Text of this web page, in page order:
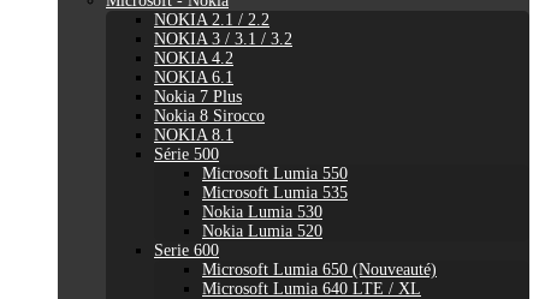
NOKIA 2.1 / 2.2
NOKIA 3 / 3.1 / 3.2
NOKIA 4.2
NOKIA 6.1
Nokia 7 Plus
Nokia 8 Sirocco
NOKIA 8.1
Série 500
Microsoft Lumia 550
Microsoft Lumia 535
Nokia Lumia 530
Nokia Lumia 520
Serie 600
Microsoft Lumia 650 (Nouveauté)
Microsoft Lumia 640 LTE / XL